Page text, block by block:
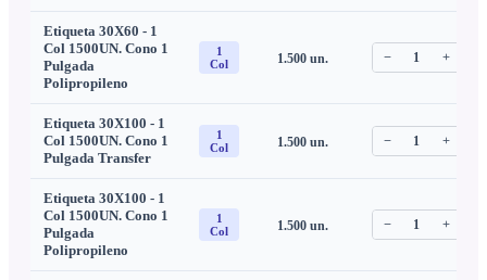
Etiqueta 30X60 - 1
Col 1500UN. Cono 1
Pulgada
Polipropileno
1
Col
1.500un. − 1 +
Etiqueta 30X100 - 1
Col 1500UN. Cono 1
Pulgada Transfer
1
Col
1.500un. − 1 +
Etiqueta 30X100 - 1
Col 1500UN. Cono 1
Pulgada
Polipropileno
1
Col
1.500un. − 1 +